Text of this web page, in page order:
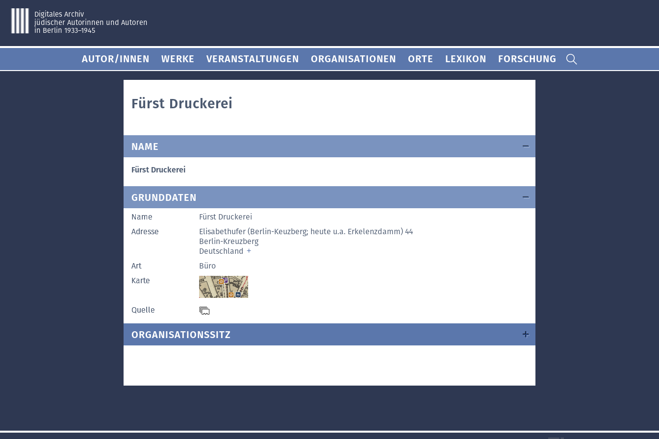
Digitales Archiv
jüdischer Autorinnen und Autoren
in Berlin 1933–1945
AUTOR/INNEN WERKE VERANSTALTUNGEN ORGANISATIONEN ORTE LEXIKON FORSCHUNG
Fürst Druckerei
NAME
Fürst Druckerei
GRUNDDATEN
Name
Fürst Druckerei
Adresse
Elisabethufer (Berlin-Keuzberg; heute u.a. Erkelenzdamm) 44
Berlin-Kreuzberg
Deutschland
Art
Büro
Karte
Quelle
ORGANISATIONSSITZ